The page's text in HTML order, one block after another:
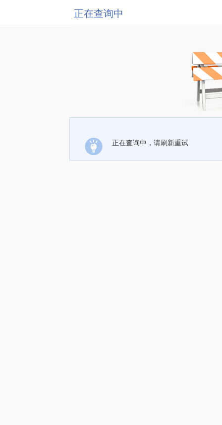
正在查询中
正在查询中，请刷新重试